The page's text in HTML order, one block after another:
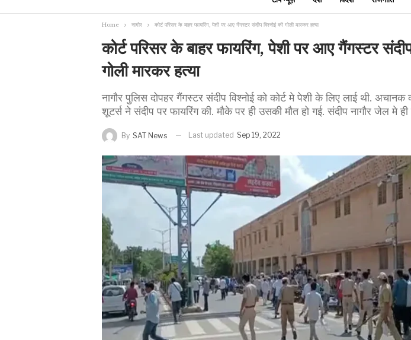
Home नागौर कोर्ट परिसर के बाहर फायरिंग, पेशी पर आए गैंगस्टर संदीप विश्नोई की गोली मारकर हत्या
कोर्ट परिसर के बाहर फायरिंग, पेशी पर आए गैंगस्टर
गोली मारकर हत्या
नागौर पुलिस दोपहर गैंगस्टर संदीप विश्नोई को कोर्ट मे पेशी के लिए लाई थी. अचानक
शूटर्स ने संदीप पर फायरिंग की. मौके पर ही उसकी मौत हो गई. संदीप नागौर जेल मे ही
By SAT News Last updated Sep 19, 2022